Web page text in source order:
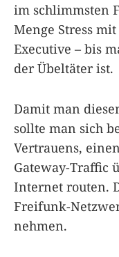
im schlimmsten
Menge Stress
Executive – bis
der Übeltäter ist.
Damit man
sollte man sich
Vertrauens,
Gateway-Traffic
Internet routen.
Freifunk-
nehmen.